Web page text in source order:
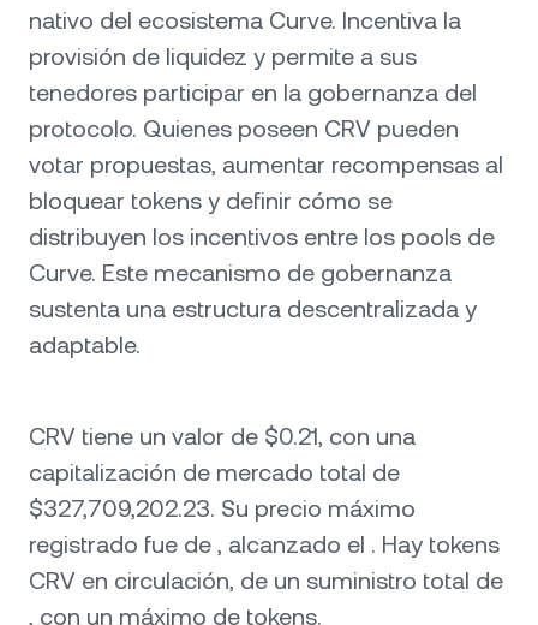
nativo del ecosistema Curve. Incentiva la
provisión de liquidez y permite a sus
tenedores participar en la gobernanza del
protocolo. Quienes poseen CRV pueden
votar propuestas, aumentar recompensas al
bloquear tokens y definir cómo se
distribuyen los incentivos entre los pools de
Curve. Este mecanismo de gobernanza
sustenta una estructura descentralizada y
adaptable.
CRV tiene un valor de $0.21, con una
capitalización de mercado total de
$327,709,202.23. Su precio máximo
registrado fue de , alcanzado el . Hay tokens
CRV en circulación, de un suministro total de
, con un máximo de tokens.